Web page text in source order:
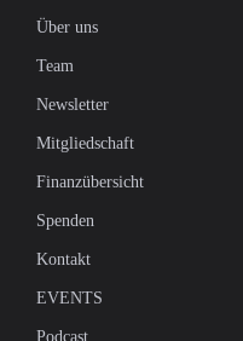
Über uns
Team
Newsletter
Mitgliedschaft
Finanzübersicht
Spenden
Kontakt
EVENTS
Podcast